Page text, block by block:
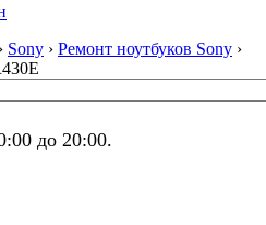
› Sony › Ремонт ноутбуков Sony ›
до 20:00.